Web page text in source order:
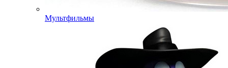
Мультфильмы